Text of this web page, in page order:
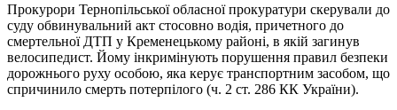
Прокурори Тернопільської обласної прокуратури скерували до
суду обвинувальний акт стосовно водія, причетного до
смертельної ДТП у Кременецькому районі, в якій загинув
велосипедист. Йому інкримінують порушення правил безпеки
дорожнього руху особою, яка керує транспортним засобом, що
спричинило смерть потерпілого (ч. 2 ст. 286 КК України).